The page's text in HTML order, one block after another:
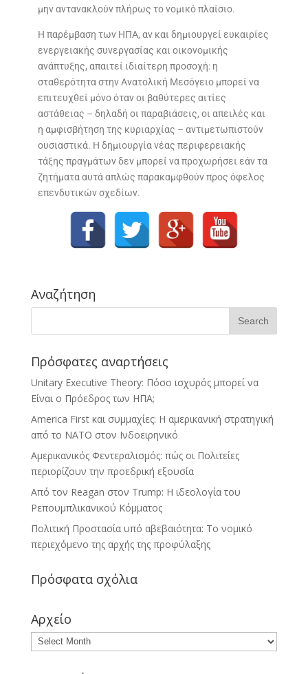
μην αντανακλούν πλήρως το νομικό πλαίσιο.
Η παρέμβαση των ΗΠΑ, αν και δημιουργεί ευκαιρίες
ενεργειακής συνεργασίας και οικονομικής
ανάπτυξης, απαιτεί ιδιαίτερη προσοχή: η
σταθερότητα στην Ανατολική Μεσόγειο μπορεί να
επιτευχθεί μόνο όταν οι βαθύτερες αιτίες
αστάθειας – δηλαδή οι παραβιάσεις, οι απειλές και
η αμφισβήτηση της κυριαρχίας – αντιμετωπιστούν
ουσιαστικά. Η δημιουργία νέας περιφερειακής
τάξης πραγμάτων δεν μπορεί να προχωρήσει εάν τα
ζητήματα αυτά απλώς παρακαμφθούν προς όφελος
επενδυτικών σχεδίων.
Αναζήτηση
Πρόσφατες αναρτήσεις
Unitary Executive Theory: Πόσο ισχυρός μπορεί να
Είναι ο Πρόεδρος των ΗΠΑ;
America First και συμμαχίες: Η αμερικανική στρατηγική
από το ΝΑΤΟ στον Ινδοειρηνικό
Αμερικανικός Φεντεραλισμός: πώς οι Πολιτείες
περιορίζουν την προεδρική εξουσία
Από τον Reagan στον Trump: Η ιδεολογία του
Ρεπουμπλικανικού Κόμματος
Πολιτική Προστασία υπό αβεβαιότητα: Το νομικό
περιεχόμενο της αρχής της προφύλαξης
Πρόσφατα σχόλια
Αρχείο